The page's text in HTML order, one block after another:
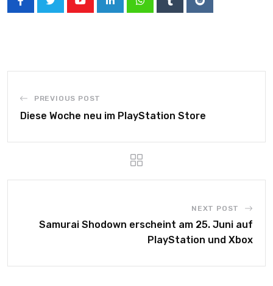
PREVIOUS POST
Diese Woche neu im PlayStation Store
NEXT POST
Samurai Shodown erscheint am 25. Juni auf
PlayStation und Xbox